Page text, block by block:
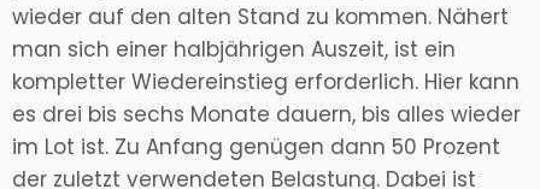
wieder auf den alten Stand zu kommen. Nähert
man sich einer halbjährigen Auszeit, ist ein
kompletter Wiedereinstieg erforderlich. Hier kann
es drei bis sechs Monate dauern, bis alles wieder
im Lot ist. Zu Anfang genügen dann 50 Prozent
der zuletzt verwendeten Belastung. Dabei ist